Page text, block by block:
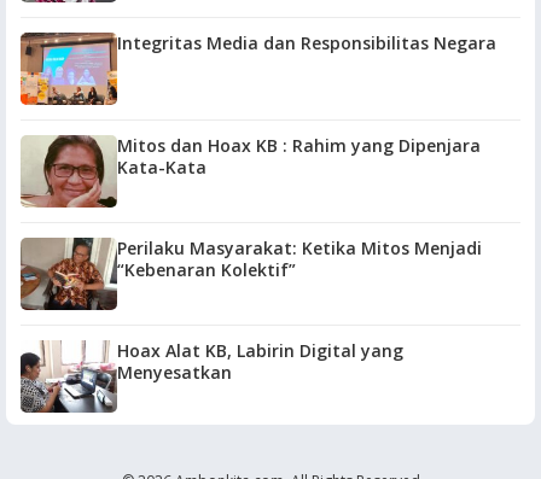
Integritas Media dan Responsibilitas Negara
Mitos dan Hoax KB : Rahim yang Dipenjara
Kata-Kata
Perilaku Masyarakat: Ketika Mitos Menjadi
“Kebenaran Kolektif”
Hoax Alat KB, Labirin Digital yang
Menyesatkan